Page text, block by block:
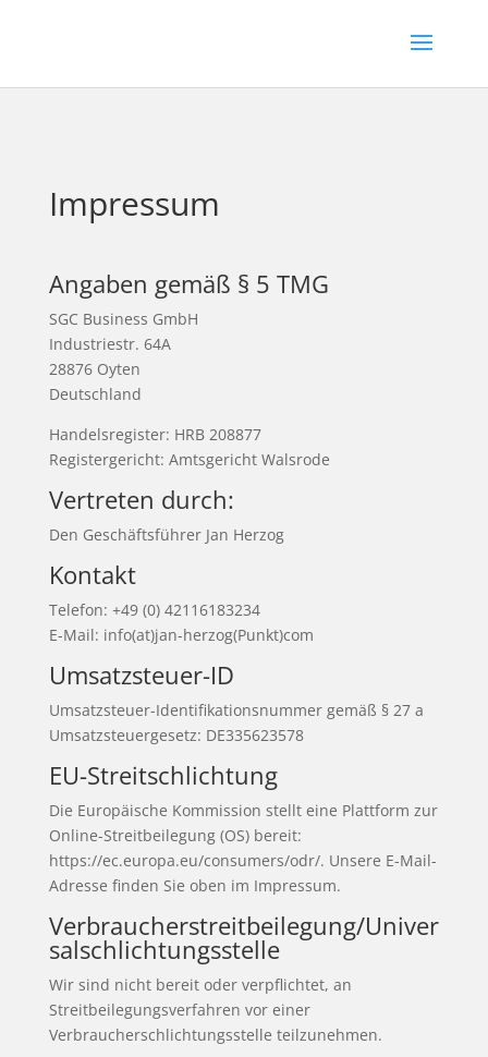
Impressum
Angaben gemäß § 5 TMG
SGC Business GmbH
Industriestr. 64A
28876 Oyten
Deutschland
Handelsregister: HRB 208877
Registergericht: Amtsgericht Walsrode
Vertreten durch:
Den Geschäftsführer Jan Herzog
Kontakt
Telefon: +49 (0) 42116183234
E-Mail: info(at)jan-herzog(Punkt)com
Umsatzsteuer-ID
Umsatzsteuer-Identifikationsnummer gemäß § 27 a
Umsatzsteuergesetz: DE335623578
EU-Streitschlichtung
Die Europäische Kommission stellt eine Plattform zur
Online-Streitbeilegung (OS) bereit:
https://ec.europa.eu/consumers/odr/. Unsere E-Mail-
Adresse finden Sie oben im Impressum.
Verbraucherstreitbeilegung/Univer
salschlichtungsstelle
Wir sind nicht bereit oder verpflichtet, an
Streitbeilegungsverfahren vor einer
Verbraucherschlichtungsstelle teilzunehmen.